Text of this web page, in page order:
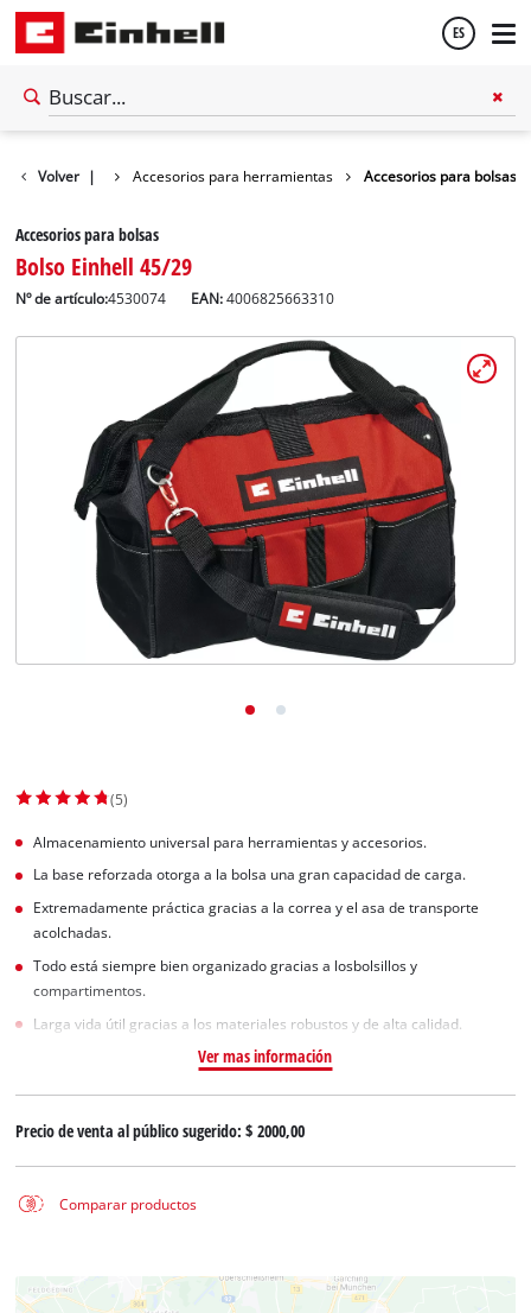
ES
Volver |
Accesorios Accesorios para herramientas Accesorios para bolsas
Accesorios para bolsas
Bolso Einhell 45/29
Nº de artículo:4530074 EAN:4006825663310
(5)
Almacenamiento universal para herramientas y accesorios.
La base reforzada otorga a la bolsa una gran capacidad de carga.
Extremadamente práctica gracias a la correa y el asa de transporte
acolchadas.
Todo está siempre bien organizado gracias a losbolsillos y
compartimentos.
Larga vida útil gracias a los materiales robustos y de alta calidad.
Ver mas información
Precio de venta al público sugerido:$ 2000,00
Comparar productos